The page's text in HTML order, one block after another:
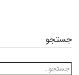
جستجو